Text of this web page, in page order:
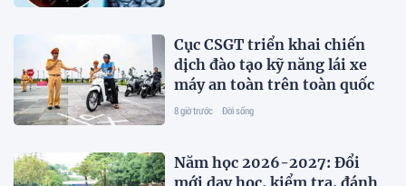
Cục CSGT triển khai chiến
dịch đào tạo kỹ năng lái xe
máy an toàn trên toàn quốc
8 giờ trước Đời sống
Năm học 2026-2027: Đổi
mới dạy học, kiểm tra, đánh